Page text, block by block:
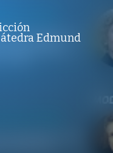
Edmund